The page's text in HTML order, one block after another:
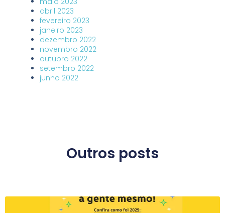
abril 2023
fevereiro 2023
janeiro 2023
dezembro 2022
novembro 2022
outubro 2022
setembro 2022
junho 2022
Outros posts